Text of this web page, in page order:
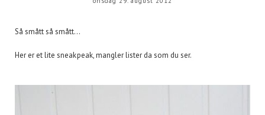
Så smått så smått...
Her er et lite sneakpeak, mangler lister da som du ser.